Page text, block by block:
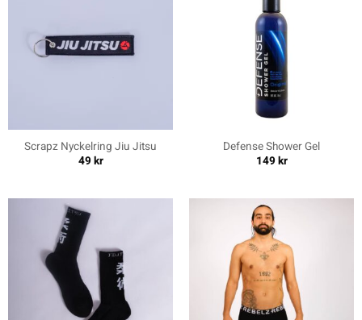
Scrapz Nyckelring Jiu Jitsu
49kr
Defense Shower Gel
149kr